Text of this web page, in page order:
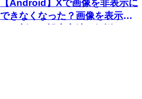
【Android】Xで画像を非表示に
できなくなった？画像を表示し